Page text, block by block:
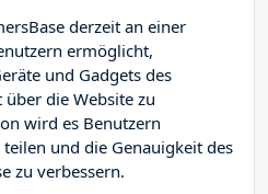
derzeit an einer
ermöglicht,
und Gadgets des
die Website zu
wird es Benutzern
und die Genauigkeit des
zu verbessern.